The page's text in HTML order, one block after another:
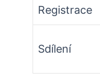
Registrace
Sdílení